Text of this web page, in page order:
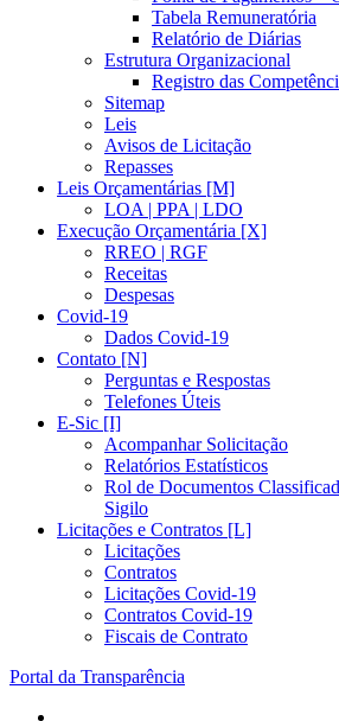
Tabela Remuneratória
Relatório de Diárias
Estrutura Organizacional
Registro das
Sitemap
Leis
Avisos de Licitação
Repasses
Leis Orçamentárias [M]
LOA | PPA | LDO
Execução Orçamentária [X]
RREO | RGF
Receitas
Despesas
Covid-19
Dados Covid-19
Contato [N]
Perguntas e Respostas
Telefones Úteis
E-Sic [I]
Acompanhar Solicitação
Relatórios Estatísticos
Rol de Documentos
Sigilo
Licitações e Contratos [L]
Licitações
Contratos
Licitações Covid-19
Contratos Covid-19
Fiscais de Contrato
Portal da Transparência